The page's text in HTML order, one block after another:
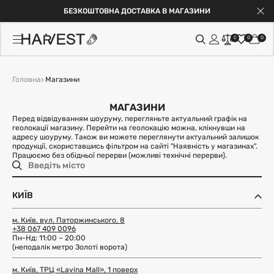
БЕЗКОШТОВНА ДОСТАВКА В МАГАЗИНИ
0 0 0
Головна Магазини
МАГАЗИНИ
Перед відвідуванням шоуруму, перегляньте актуальний графік на
геолокації магазину. Перейти на геолокацію можна, клікнувши на
адресу шоуруму. Також ви можете переглянути актуальний залишок
продукції, скориставшись фільтром на сайті "Наявність у магазинах".
Працюємо без обідньої перерви (можливі технічні перерви).
КИЇВ
м. Київ, вул. Паторжинського, 8
+38 067 409 0096
Пн-Нд: 11:00 – 20:00
(неподалік метро Золоті ворота)
м. Київ, ТРЦ «Lavina Mall», 1 поверх